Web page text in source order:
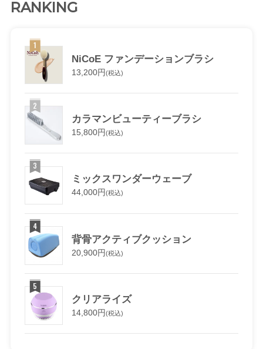
RANKING
NiCoE ファンデーションブラシ
13,200円(税込)
カラマンビューティーブラシ
15,800円(税込)
ミックスワンダーウェーブ
44,000円(税込)
背骨アクティブクッション
20,900円(税込)
クリアライズ
14,800円(税込)